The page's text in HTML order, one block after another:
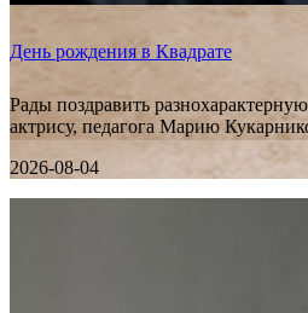
День рождения в Квадрате
Рады поздравить
актрису, педагога Марию
2026-08-04